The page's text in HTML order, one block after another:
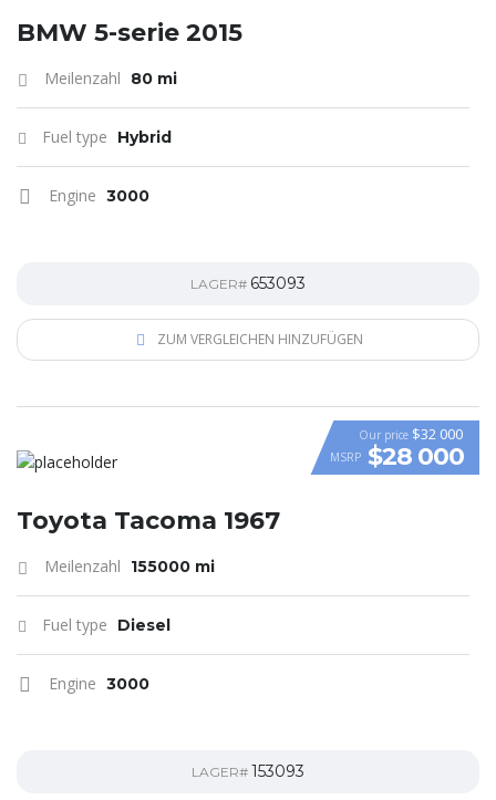
BMW 5-serie 2015
Meilenzahl 80 mi
Fuel type Hybrid
Engine 3000
LAGER# 653093
ZUM VERGLEICHEN HINZUFÜGEN
Our price $32 000
MSRP $28 000
Toyota Tacoma 1967
Meilenzahl 155000 mi
Fuel type Diesel
Engine 3000
LAGER# 153093